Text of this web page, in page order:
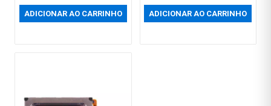
ADICIONAR AO CARRINHO ADICIONAR AO CARRINHO